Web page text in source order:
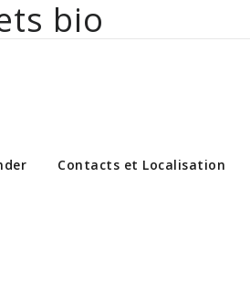
bio
et professionnels
Contacts et Localisation